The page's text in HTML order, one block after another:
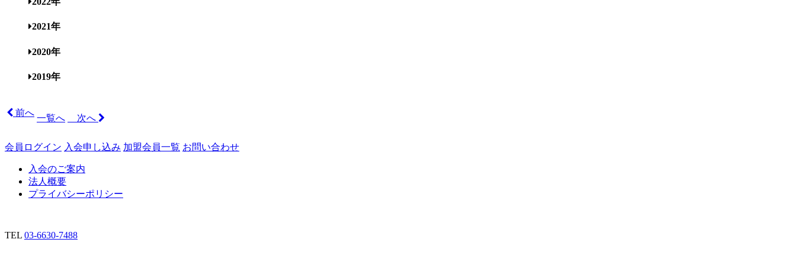
2021年
2020年
2019年
前へ
一覧へ 次へ
会員ログイン 入会申し込み 加盟会員一覧 お問い合わせ
入会のご案内
法人概要
プライバシーポリシー
TEL 03-6630-7488